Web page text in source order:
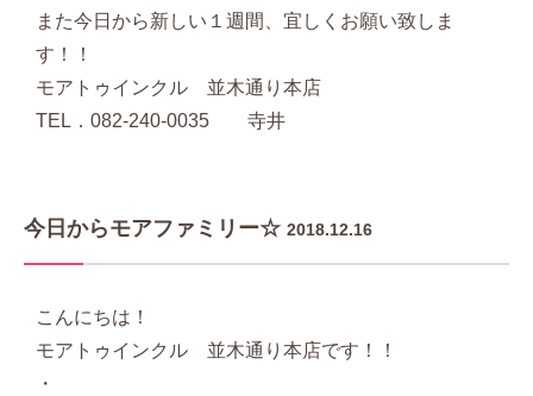
また今日から新しい１週間、宜しくお願い致しま
す！！
モアトゥインクル 並木通り本店
TEL．082-240-0035 寺井
今日からモアファミリー☆ 2018.12.16
こんにちは！
モアトゥインクル 並木通り本店です！！
・